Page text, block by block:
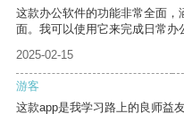
这款办公软件的功能非常全面
面。我可以使用它来完成日常办
2025-02-15
游客
这款app是我学习路上的良师益